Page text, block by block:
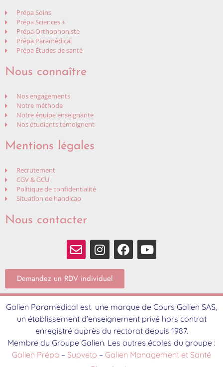
Prépa Soins
Prépa Sciences +
Prépa Orthophoniste
Prépa Paramédical
Prépa Études de santé
Nous connaître
Nos engagements
Notre méthode
Notre équipe enseignante
Nos étudiants témoignent
Mentions légales
Recrutement
CGV & GCU
Politique de confidentialité
Situation de handicap
Nous contacter
Demandez un RDV individuel
Galien Paramédical est une marque de Cours Galien SAS,
un établissement d’enseignement privé hors contrat
enregistré auprès du rectorat depuis 1987.
Membre du Groupe Galien. Les autres écoles du groupe :
Galien Prépa – Supveto – Galien Management et Santé